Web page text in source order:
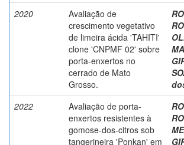
2020
Avaliação de
crescimento vegetativo
de limeira ácida 'TAHITI'
clone 'CNPMF 02' sobre
porta-enxertos no
cerrado de Mato
Grosso.
2022
Avaliação de porta-
enxertos resistentes à
gomose-dos-citros sob
tangerineira 'Ponkan' em